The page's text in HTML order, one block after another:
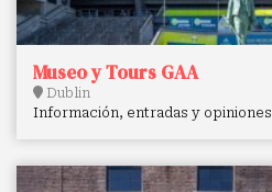
Museo y Tours GAA
Dublin
Información, entradas y opiniones